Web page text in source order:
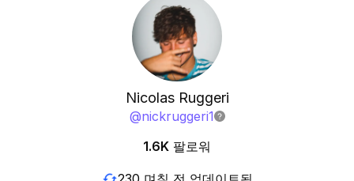
Nicolas Ruggeri
@nickruggeri1
1.6K 팔로워